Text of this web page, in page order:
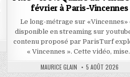
février à Paris-Vincennes
Le long-métrage sur «Vincennes»
disponible en streaming sur
contenu proposé par ParisTurf
« Vincennes ». Cette vidéo,
AUTHOR:
MAURICE GLAIN PUBLISHED
DATE:
5 AOÛT 2026